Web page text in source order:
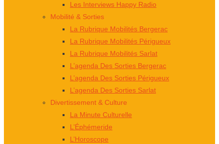
Les Interviews Happy Radio
Mobilité & Sorties
La Rubrique Mobilités Bergerac
La Rubrique Mobilités Périgueux
La Rubrique Mobilités Sarlat
L’agenda Des Sorties Bergerac
L’agenda Des Sorties Périgueux
L’agenda Des Sorties Sarlat
Divertissement & Culture
La Minute Culturelle
L’Éphémeride
L’Horoscope